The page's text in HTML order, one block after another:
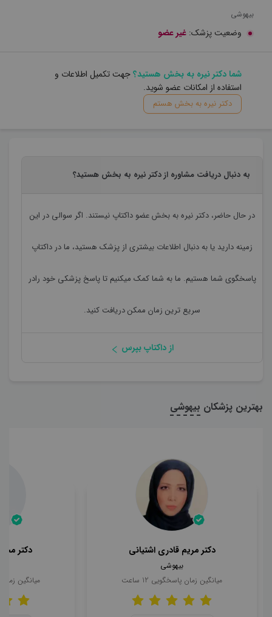
بیهوشی
وضعیت پزشک: غیر عضو
شما دکتر نیره به بخش هستید؟جهت تکمیل اطلاعات و
استفاده از امکانات عضو شوید.
دکتر نیره به بخش هستم
به دنبال دریافت مشاوره از دکتر نیره به بخش هستید؟
در حال حاضر،دکتر نیره به بخشعضو داکتاپ نیستند. اگر سوالی در این
زمینه دارید یا به دنبال اطلاعات بیشتری از پزشک هستید، ما در داکتاپ
پاسخگوی شما هستیم. ما به شما کمک میکنیم تا پاسخ پزشکی خود رادر
سریع ترین زمان ممکن دریافت کنید.
از داکتاپ بپرس
بهترین پزشکان بیهوشی
دکتر مریم قادری اشتیانی
بیهوشی
میانگین زمان پاسخگویی 12 ساعت
دکتر
میانگین